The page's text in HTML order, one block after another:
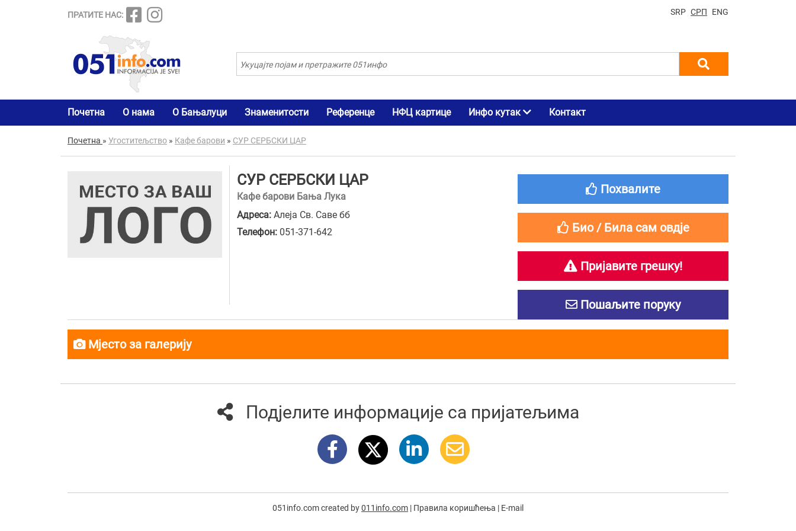
ПРАТИТЕ НАС: SRP СРП ENG
Почетна О нама О Бањалуци Знаменитости Референце НФЦ картице Инфо кутак Контакт
Почетна » Угоститељство » Кафе барови » СУР СЕРБСКИ ЦАР
СУР СЕРБСКИ ЦАР
Кафе барови Бања Лука
Адреса: Алеја Св. Саве бб
Телефон: 051-371-642
Похвалите
Био / Била сам овдје
Пријавите грешку!
Пошаљите поруку
Мјесто за галерију
Подјелите информације са пријатељима
051info.com created by011info.com | Правила коришћења | E-mail